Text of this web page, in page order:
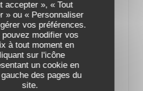
accepter », « Tout
» ou « Personnaliser
vos préférences.
pouvez modifier vos
à tout moment en
sur l'icône
un cookie en
des pages du
site.
rêvée de voir les choses en
les palais, les chefs misent
d’exception et proposent des
70 €. Avec la possibilité
plat à un vin ou un champagne